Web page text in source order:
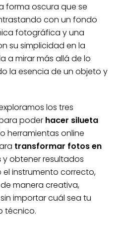
forma oscura que se
con un fondo
fotográfica y una
su simplicidad en la
a mirar más allá de lo
la esencia de un objeto y
los tres
poder hacer silueta
herramientas online
transformar fotos en
y obtener resultados
el instrumento correcto,
manera creativa,
importar cuál sea tu
técnico.